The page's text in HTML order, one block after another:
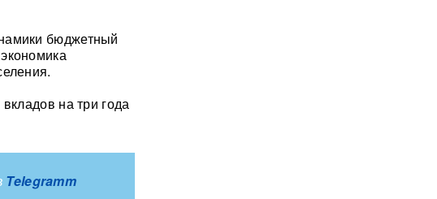
бюджетный
на три года
Telegramm